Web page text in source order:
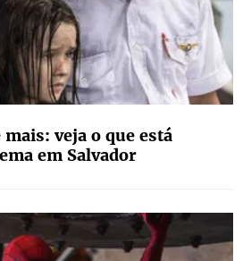
veja o que está
em Salvador